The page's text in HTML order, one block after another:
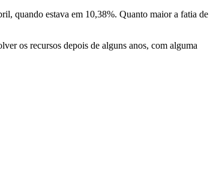
quando estava em 10,38%. Quanto maior a fatia de
os recursos depois de alguns anos, com alguma